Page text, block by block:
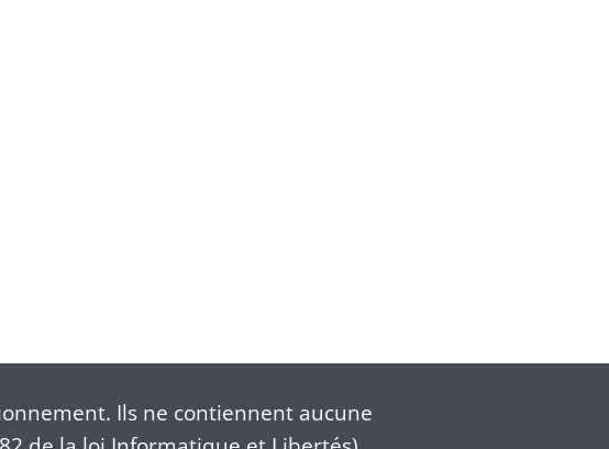
Ils ne contiennent aucune